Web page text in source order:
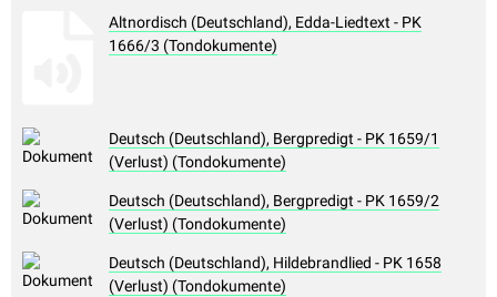
Altnordisch (Deutschland), Edda-Liedtext - PK
1666/3 (Tondokumente)
Deutsch (Deutschland), Bergpredigt - PK 1659/1
(Verlust) (Tondokumente)
Deutsch (Deutschland), Bergpredigt - PK 1659/2
(Verlust) (Tondokumente)
Deutsch (Deutschland), Hildebrandlied - PK 1658
(Verlust) (Tondokumente)